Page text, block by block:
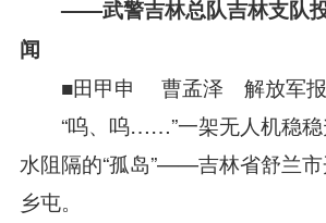
——武警吉林总队吉林支队
闻
■田甲申 曹孟泽 解放军
“呜、呜……”一架无人机稳稳
水阻隔的“孤岛”——吉林省舒兰
乡屯。